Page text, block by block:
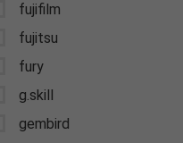
fujifilm
fujitsu
fury
g.skill
gembird